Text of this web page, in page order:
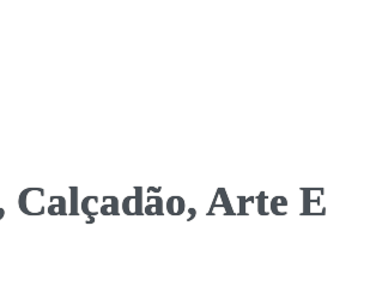
Calçadão, Arte E